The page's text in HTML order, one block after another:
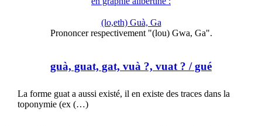
(lo,eth) Guà, Ga
Prononcer respectivement "(lou) Gwa, Ga".
guà, guat, gat, vuà ?, vuat ? / gué
La forme guat a aussi existé, il en existe des traces dans la
toponymie (ex (…)